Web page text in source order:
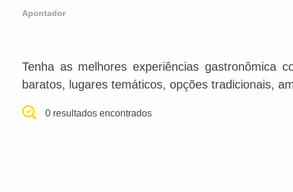
Apontador
Tenha as melhores experiências gastronômica
baratos, lugares temáticos, opções tradicionais,
0 resultados encontrados